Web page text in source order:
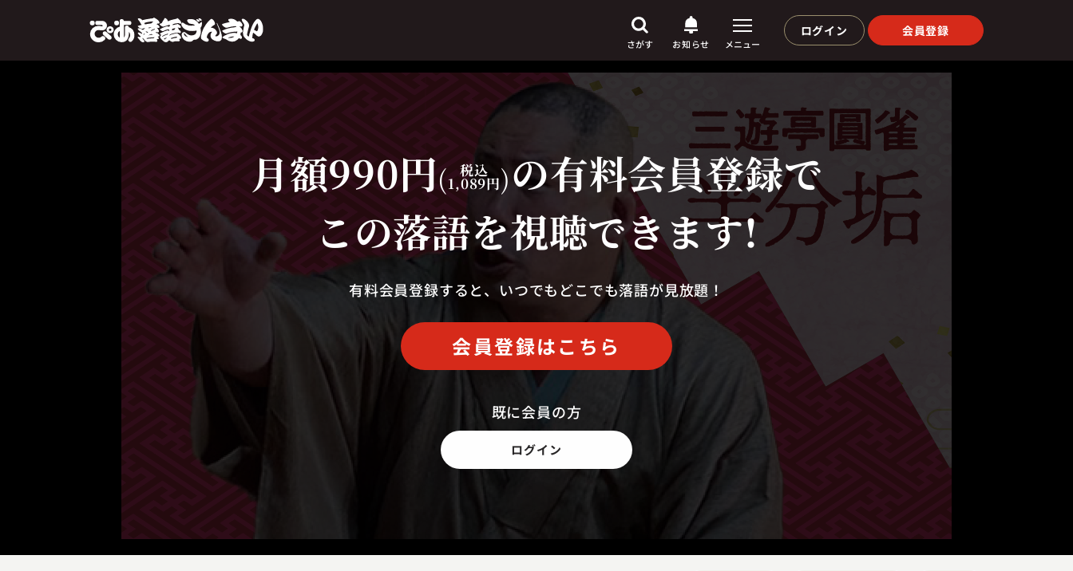
さがす
芸人からさがす
演目
上演時間からさがす
お知らせ メニュー
ログイン 会員登録
月額990円( 税込
1,089円)の有料会員登録で
この落語を視聴できます!
有料会員登録すると、いつでもどこでも落語が見放題！
会員登録はこちら
既に会員の方
ログイン